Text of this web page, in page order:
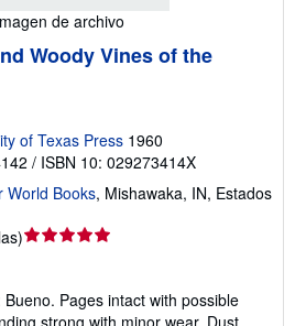
de archivo
Woody Vines of the
of Texas Press 1960
/ ISBN 10: 029273414X
World Books, Mishawaka, IN, Estados
)Calificación
5
Bueno. Pages intact with possible
strong with minor wear. Dust